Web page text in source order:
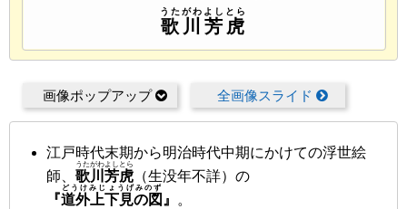
歌川芳虎
うたがわよしとら
画像ポップアップ 全画像スライド
江戸時代末期から明治時代中期にかけての浮世絵
師、 歌川芳虎
うたがわよしとら
（生没年不詳）の
『道外上下見の図
どうけみじょうげみのず
』
。